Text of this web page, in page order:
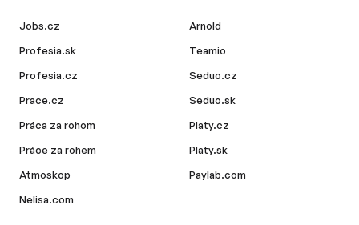
Jobs.cz
Profesia.sk
Profesia.cz
Prace.cz
Práca za rohom
Práce za rohem
Atmoskop
Nelisa.com
Arnold
Teamio
Seduo.cz
Seduo.sk
Platy.cz
Platy.sk
Paylab.com